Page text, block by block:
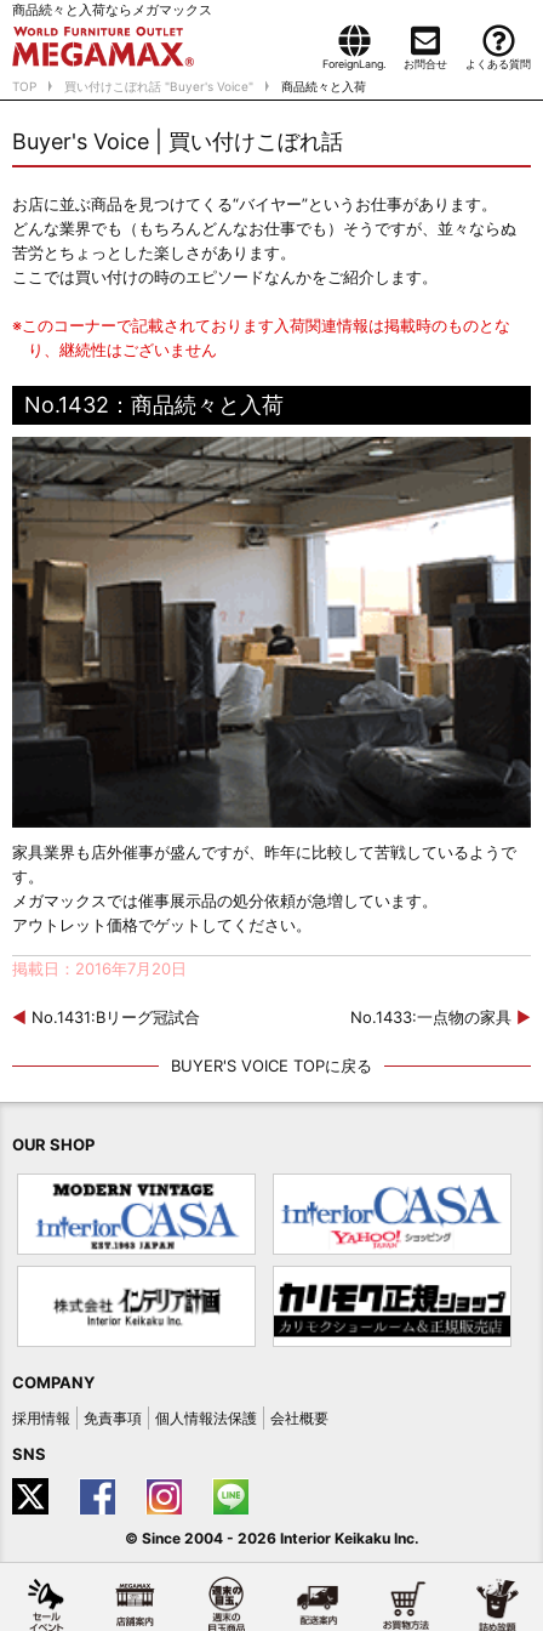
商品続々と入荷ならメガマックス
ForeignLang. お問合せ よくある質問
TOP 買い付けこぼれ話 "Buyer's Voice" 商品続々と入荷
Buyer's Voice | 買い付けこぼれ話
お店に並ぶ商品を見つけてくる“バイヤー”というお仕事があります。
どんな業界でも（もちろんどんなお仕事でも）そうですが、並々ならぬ
苦労とちょっとした楽しさがあります。
ここでは買い付けの時のエピソードなんかをご紹介します。
※このコーナーで記載されております入荷関連情報は掲載時のものとな
り、継続性はございません
No.1432：商品続々と入荷
家具業界も店外催事が盛んですが、昨年に比較して苦戦しているようで
す。
メガマックスでは催事展示品の処分依頼が急増しています。
アウトレット価格でゲットしてください。
掲載日：2016年7月20日
◀ No.1431:Bリーグ冠試合 No.1433:一点物の家具 ▶
BUYER'S VOICE TOPに戻る
OUR SHOP
COMPANY
採用情報 免責事項 個人情報法保護 会社概要
SNS
© Since 2004 - 2026 Interior Keikaku Inc.